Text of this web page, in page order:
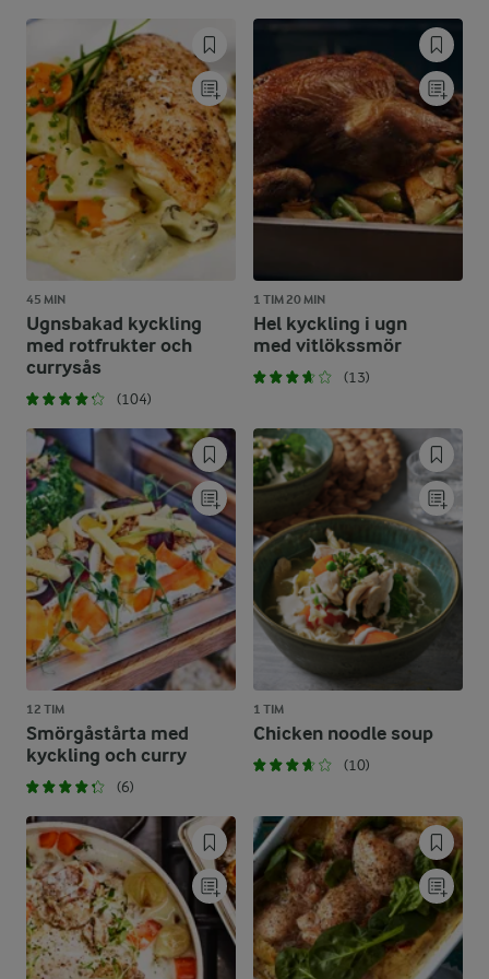
45 MIN
Ugnsbakad kyckling
med rotfrukter och
currysås
(104)
1 TIM 20 MIN
Hel kyckling i ugn
med vitlökssmör
(13)
12 TIM
Smörgåstårta med
kyckling och curry
(6)
1 TIM
Chicken noodle soup
(10)